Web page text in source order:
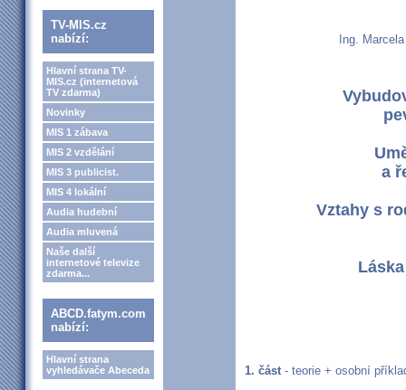
TV-MIS.cz
nabízí:
Hlavní strana TV-
MIS.cz (internetová
TV zdarma)
Novinky
MIS 1 zábava
MIS 2 vzdělání
MIS 3 publicist.
MIS 4 lokální
Audia hudební
Audia mluvená
Naše další
internetové televize
zdarma...
ABCD.fatym.com
nabízí:
Hlavní strana
vyhledávače Abeceda
Ing.
a
Vztahy s
1. část - teorie + osobní